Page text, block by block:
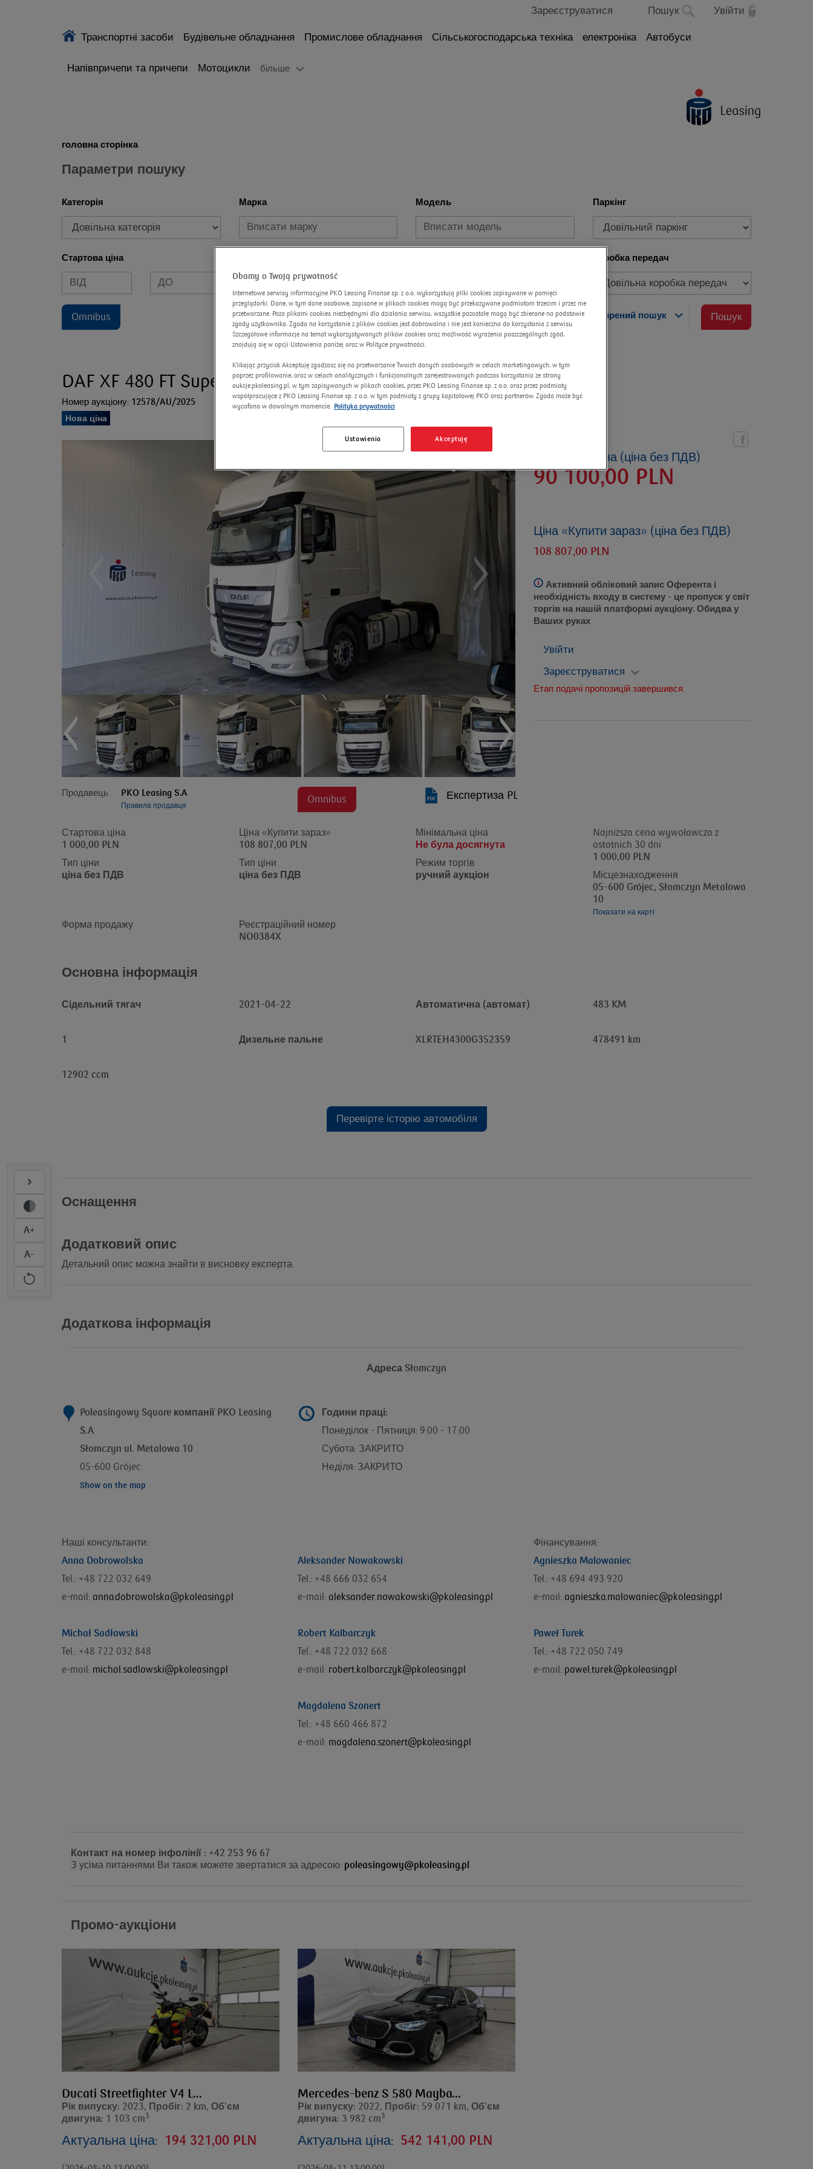
Зареєструватися Пошук Увійти
Транспортні засоби Будівельне обладнання Промислове обладнання Сільськогосподарська техніка електроніка Автобуси
Напівпричепи та причепи Мотоцикли більше
головна сторінка
Параметри пошуку
Категорія Марка Модель Паркінг
Стартова ціна Коробка передач
Omnibus розширений пошук Пошук
DAF XF 480 FT Super Space Cab E6 21.0t
Номер аукціону: 12578/AU/2025
Нова ціна
Актуальна ціна (ціна без ПДВ)
90 100,00 PLN
Ціна «Купити зараз» (ціна без ПДВ)
108 807,00 PLN
Активний обліковий запис Оферента і
необхідність входу в систему - це пропуск у світ
торгів на нашій платформі аукціону. Обидва у
Ваших руках
Увійти
Зареєструватися
Етап подачі пропозицій завершився.
Продавець PKO Leasing S.A
Правила продавця
Omnibus Експертиза PL
Стартова ціна
1 000,00 PLN
Тип ціни
ціна без ПДВ
Ціна «Купити зараз»
108 807,00 PLN
Тип ціни
ціна без ПДВ
Мінімальна ціна
Не була досягнута
Режим торгів
ручний аукціон
Najniższa cena wywoławcza z
ostatnich 30 dni
1 000,00 PLN
Місцезнаходження
05-600 Grójec, Słomczyn Metalowa
10
Показати на карті
Форма продажу
Реєстраційний номер
NO0384X
Основна інформація
Сідельний тягач 2021-04-22 Автоматична (автомат) 483 KM
1 Дизельне пальне XLRTEH4300G352359 478491 km
12902 ccm
Перевірте історію автомобіля
Оснащення
Додатковий опис
Детальний опис можна знайти в висновку експерта.
Додаткова інформація
Адреса Słomczyn
Poleasingowy Square компанії PKO Leasing
S.A
Słomczyn ul. Metalowa 10
05-600 Grójec
Show on the map
Години праці:
Понеділок - Пятниця: 9:00 - 17:00
Субота: ЗАКРИТО
Неділя: ЗАКРИТО
Наші консультанти::
Anna Dobrowolska
Tel.: +48 722 032 649
e-mail: anna.dobrowolska@pkoleasing.pl
Michał Sadłowski
Tel.: +48 722 032 848
e-mail: michal.sadlowski@pkoleasing.pl
Aleksander Nowakowski
Tel.: +48 666 032 654
e-mail: aleksander.nowakowski@pkoleasing.pl
Robert Kalbarczyk
Tel.: +48 722 032 668
e-mail: robert.kalbarczyk@pkoleasing.pl
Magdalena Szonert
Tel.: +48 660 466 872
e-mail: magdalena.szonert@pkoleasing.pl
Фінансування:
Agnieszka Malowaniec
Tel.: +48 694 493 920
e-mail: agnieszka.malowaniec@pkoleasing.pl
Paweł Turek
Tel.: +48 722 050 749
e-mail: pawel.turek@pkoleasing.pl
Контакт на номер інфолінії : +42 253 96 67
З усіма питаннями Ви також можете звертатися за адресою: poleasingowy@pkoleasing.pl
Промо-аукціони
Ducati Streetfighter V4 L...
Рік випуску: 2023, Пробіг: 2 km, Об’єм
двигуна: 1 103 cm3
Актуальна ціна: 194 321,00 PLN
Mercedes-benz S 580 Mayba...
Рік випуску: 2022, Пробіг: 59 071 km, Об’єм
двигуна: 3 982 cm3
Актуальна ціна: 542 141,00 PLN
A+
A-
Dbamy o Twoją prywatność
Internetowe serwisy informacyjne PKO Leasing Finanse sp. z o.o. wykorzystują pliki cookies zapisywane w pamięci
przeglądarki. Dane, w tym dane osobowe, zapisane w plikach cookies mogą być przekazywane podmiotom trzecim i przez nie
przetwarzane. Poza plikami cookies niezbędnymi dla działania serwisu, wszystkie pozostałe mogą być zbierane na podstawie
zgody użytkownika. Zgoda na korzystanie z plików cookies jest dobrowolna i nie jest konieczna do korzystania z serwisu.
Szczegółowe informacje na temat wykorzystywanych plików cookies oraz możliwość wyrażenia poszczególnych zgód,
znajdują się w opcji Ustawienia poniżej oraz w Polityce prywatności.
Klikając przycisk Akceptuję zgadzasz się na przetwarzanie Twoich danych osobowych w celach marketingowych, w tym
poprzez profilowanie, oraz w celach analitycznych i funkcjonalnych zarejestrowanych podczas korzystania ze strony
aukcje.pkoleasing.pl, w tym zapisywanych w plikach cookies, przez PKO Leasing Finanse sp. z o.o. oraz przez podmioty
współpracujące z PKO Leasing Finanse sp. z o.o. w tym podmioty z grupy kapitałowej PKO oraz partnerów. Zgoda może być
wycofana w dowolnym momencie.
Polityka prywatności
Akceptuję
Ustawienia